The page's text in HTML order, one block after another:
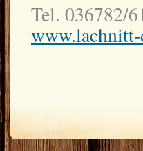
Tel. 036782/
www.lachnitt-